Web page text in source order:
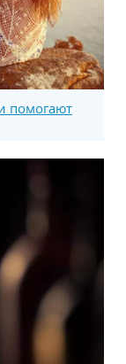
помогают